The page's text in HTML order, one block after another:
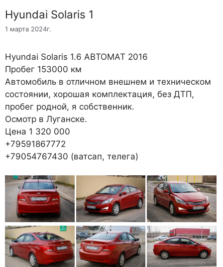
Hyundai Solaris 1
1 марта 2024г.
Hyundai Solaris 1.6 АВТОМАТ 2016
Пробег 153000 км
Автомобиль в отличном внешнем и техническом
состоянии, хорошая комплектация, без ДТП,
пробег родной, я собственник.
Осмотр в Луганске.
Цена 1 320 000
+79591867772
+79054767430 (ватсап, телега)